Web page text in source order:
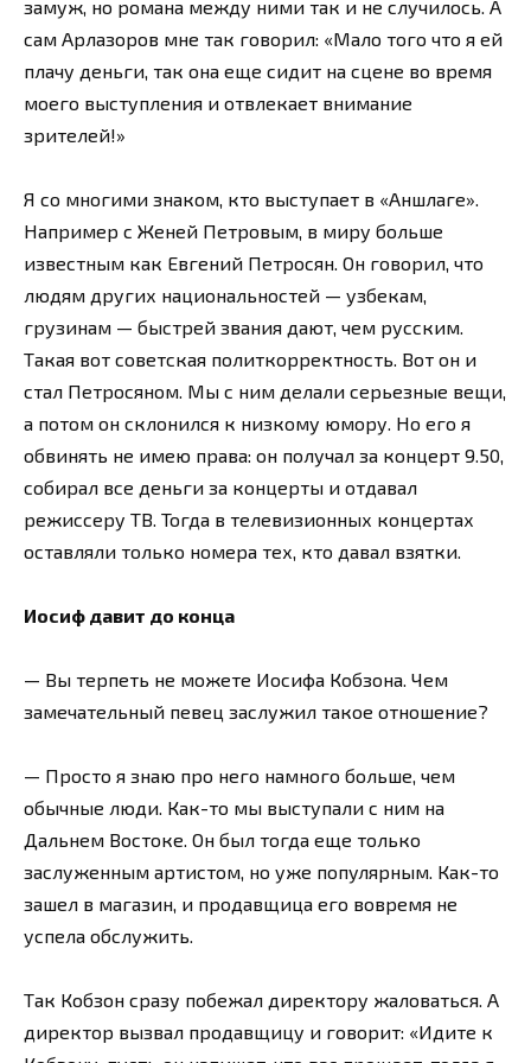
замуж, но романа между ними так и не случилось. А
сам Арлазоров мне так говорил: «Мало того что я ей
плачу деньги, так она еще сидит на сцене во время
моего выступления и отвлекает внимание
зрителей!»
Я со многими знаком, кто выступает в «Аншлаге».
Например с Женей Петровым, в миру больше
известным как Евгений Петросян. Он говорил, что
людям других национальностей — узбекам,
грузинам — быстрей звания дают, чем русским.
Такая вот советская политкорректность. Вот он и
стал Петросяном. Мы с ним делали серьезные вещи,
а потом он склонился к низкому юмору. Но его я
обвинять не имею права: он получал за концерт 9.50,
собирал все деньги за концерты и отдавал
режиссеру ТВ. Тогда в телевизионных концертах
оставляли только номера тех, кто давал взятки.
Иосиф давит до конца
— Вы терпеть не можете Иосифа Кобзона. Чем
замечательный певец заслужил такое отношение?
— Просто я знаю про него намного больше, чем
обычные люди. Как-то мы выступали с ним на
Дальнем Востоке. Он был тогда еще только
заслуженным артистом, но уже популярным. Как-то
зашел в магазин, и продавщица его вовремя не
успела обслужить.
Так Кобзон сразу побежал директору жаловаться. А
директор вызвал продавщицу и говорит: «Идите к